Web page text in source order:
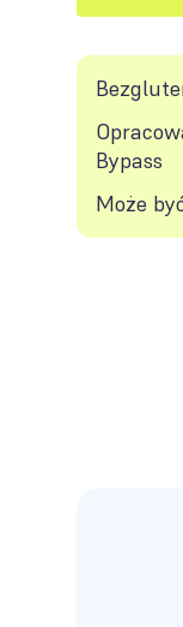
Bypass
Może